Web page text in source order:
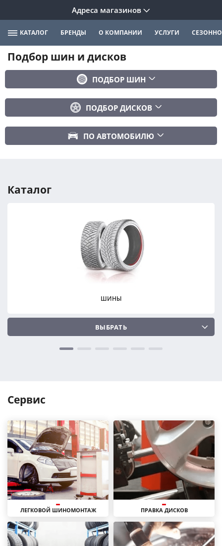
Адреса магазинов
КАТАЛОГ БРЕНДЫ О КОМПАНИИ УСЛУГИ
Подбор шин и дисков
ПОДБОР ШИН
Сбросить
ПОДБОР ДИСКОВ
ПОДОБРАТЬ
Сбросить
ПО АВТОМОБИЛЮ
Год авто
ПОДОБРАТЬ
Сбросить
Каталог
ШИНЫ
ВЫБРАТЬ
Сервис
ЛЕГКОВОЙ ШИНОМОНТАЖ ПРАВКА ДИСКОВ